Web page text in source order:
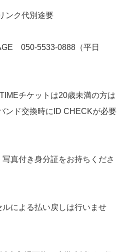
ンク代別途要
050-5533-0888（平日
チケットは20歳未満の方は
ンド交換時にID CHECKが必要
真付き身分証をお持ちくださ
による払い戻しは行いませ